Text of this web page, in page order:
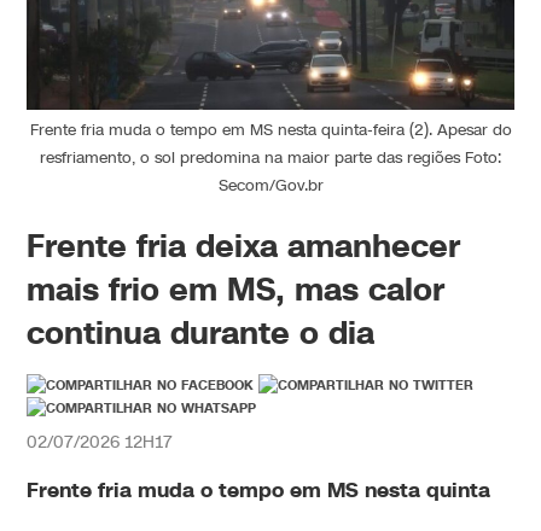
Frente fria muda o tempo em MS nesta quinta-feira (2). Apesar do
resfriamento, o sol predomina na maior parte das regiões Foto:
Secom/Gov.br
Frente fria deixa amanhecer
mais frio em MS, mas calor
continua durante o dia
02/07/2026 12H17
Frente fria muda o tempo em MS nesta quinta